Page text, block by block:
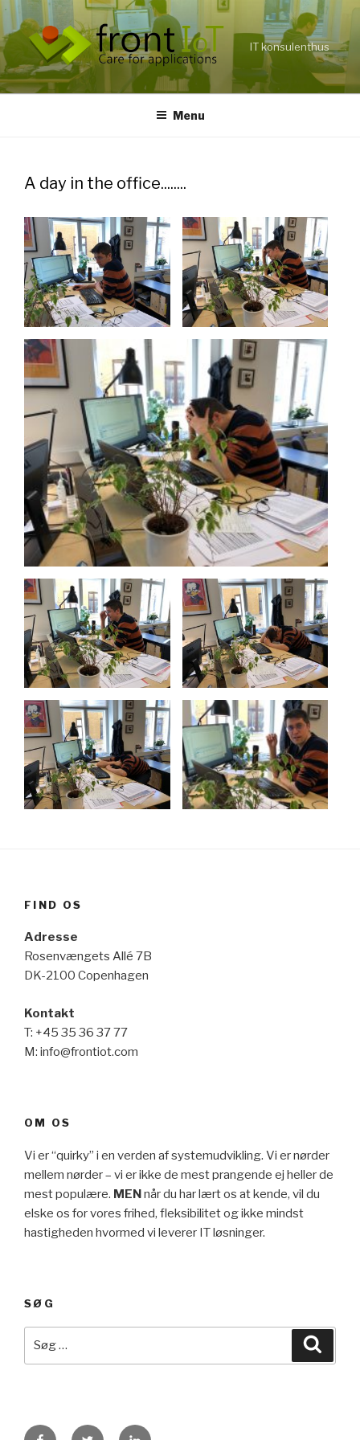
IT konsulenthus
Menu
A day in the office........
FIND OS
Adresse
Rosenvængets Allé 7B
DK-2100 Copenhagen
Kontakt
T: +45 35 36 37 77
M: info@frontiot.com
OM OS
Vi er “quirky” i en verden af systemudvikling. Vi er nørder
mellem nørder – vi er ikke de mest prangende ej heller de
mest populære. MENnår du har lært os at kende, vil du
elske os for vores frihed, fleksibilitet og ikke mindst
hastigheden hvormed vi leverer IT løsninger.
SØG